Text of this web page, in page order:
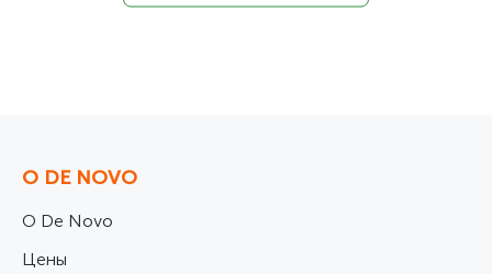
О DE NOVO
О De Novo
Цены